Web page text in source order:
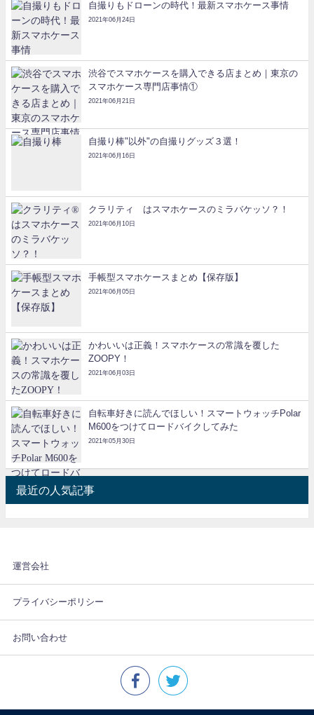
自撮りもドローンの時代！最新スマホケース事情
2021年06月24日
渋谷でスマホケースを購入できる店まとめ｜東京の
スマホケース専門店事情①
2021年06月21日
自撮り棒"以外"の自撮りグッズ３選！
2021年06月16日
クラリティ®はスマホケースのミラバケッソ？！
2021年06月10日
手帳型スマホケースまとめ【保存版】
2021年06月05日
かわいいは正義！スマホケースの常識を覆した
ZOOPY！
2021年06月03日
自転車好きに読んでほしい！スマートウォッチPolar
M600をつけてロードバイクしてみた
2021年05月30日
最近の人気記事
運営会社
プライバシーポリシー
お問い合わせ